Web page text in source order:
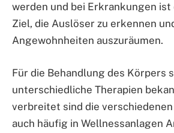
werden und bei Erkrankungen ist
Ziel, die Auslöser zu erkennen
Angewohnheiten auszuräumen.
Für die Behandlung des Körpers
unterschiedliche Therapien
verbreitet sind die verschiedenen
auch häufig in Wellnessanlagen